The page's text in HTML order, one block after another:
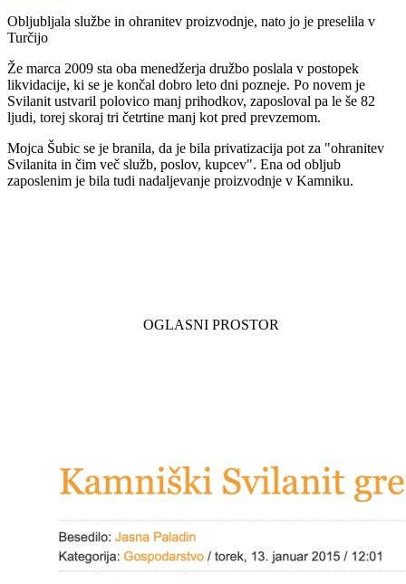
Obljubljala službe in ohranitev proizvodnje, nato jo je preselila v
Turčijo
Že marca 2009 sta oba menedžerja družbo poslala v postopek
likvidacije, ki se je končal dobro leto dni pozneje. Po novem je
Svilanit ustvaril polovico manj prihodkov, zaposloval pa le še 82
ljudi, torej skoraj tri četrtine manj kot pred prevzemom.
Mojca Šubic se je branila, da je bila privatizacija pot za "ohranitev
Svilanita in čim več služb, poslov, kupcev". Ena od obljub
zaposlenim je bila tudi nadaljevanje proizvodnje v Kamniku.